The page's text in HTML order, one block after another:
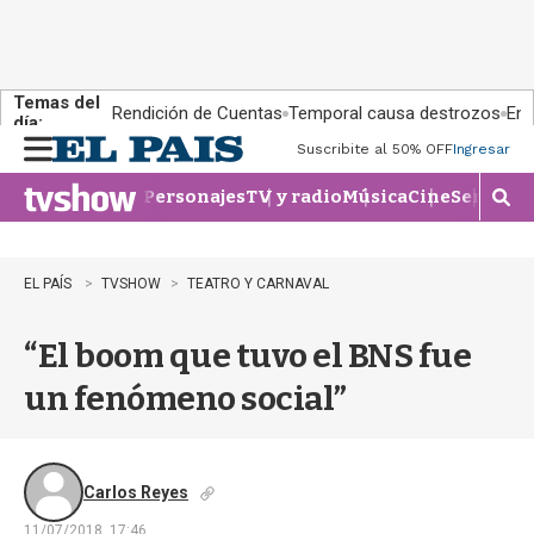
Temas del
día:
Rendición de Cuentas Temporal causa destrozos En
n
u
Suscribite al 50% OFFIngresar
PersonajesTV y radioMúsicaCineSeries
M
o
EL PAÍS TVSHOW TEATRO Y CARNAVAL
“El boom que tuvo el BNS fue
un fenómeno social”
Carlos Reyes
11/07/2018, 17:46